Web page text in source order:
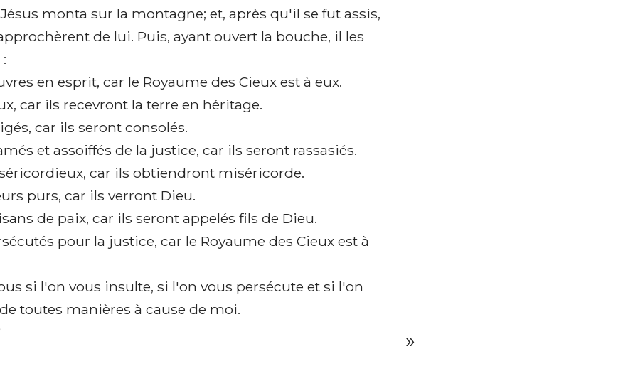
monta sur la montagne; et, après qu'il se fut assis,
de lui. Puis, ayant ouvert la bouche, il les
en esprit, car le Royaume des Cieux est à eux.
car ils recevront la terre en héritage.
car ils seront consolés.
et assoiffés de la justice, car ils seront rassasiés.
car ils obtiendront miséricorde.
purs, car ils verront Dieu.
de paix, car ils seront appelés fils de Dieu.
pour la justice, car le Royaume des Cieux est à
si l'on vous insulte, si l'on vous persécute et si l'on
toutes manières à cause de moi.